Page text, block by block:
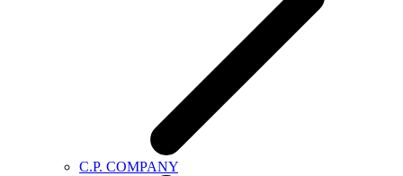
C.P. COMPANY